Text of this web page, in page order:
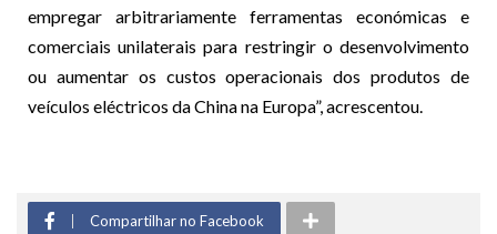
empregar arbitrariamente ferramentas económicas e
comerciais unilaterais para restringir o desenvolvimento
ou aumentar os custos operacionais dos produtos de
veículos eléctricos da China na Europa”, acrescentou.
Compartilhar no Facebook